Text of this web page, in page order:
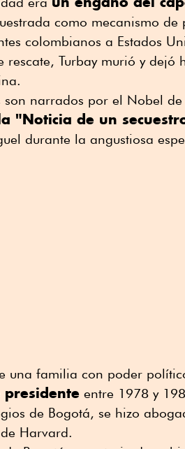
como mecanismo
colombianos a Estados
rescate, Turbay murió y dejó
son narrados por el Nobel
"Noticia de un
durante la angustiosa
una familia con poder
presidente entre 1978 y
de Bogotá, se hizo
Harvard.